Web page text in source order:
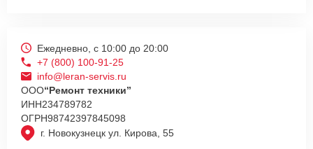
г. Новокузнецк ул. Кирова, 55
Ежедневно, с 10:00 до 20:00
+7 (800) 100-91-25
info@leran-servis.ru
ООО“Ремонт техники”
ИНН234789782
ОГРН98742397845098